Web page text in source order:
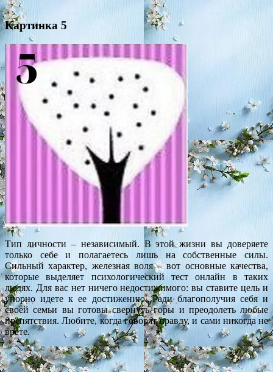
Картинка 5
Тип личности – независимый. В этой жизни вы доверяете
только себе и полагаетесь лишь на собственные силы.
Сильный характер, железная воля – вот основные качества,
которые выделяет психологический тест онлайн в таких
людях. Для вас нет ничего недостижимого: вы ставите цель и
упорно идете к ее достижению. Ради благополучия себя и
своей семьи вы готовы свернуть горы и преодолеть любые
препятствия. Любите, когда говорят правду, и сами никогда не
врете.